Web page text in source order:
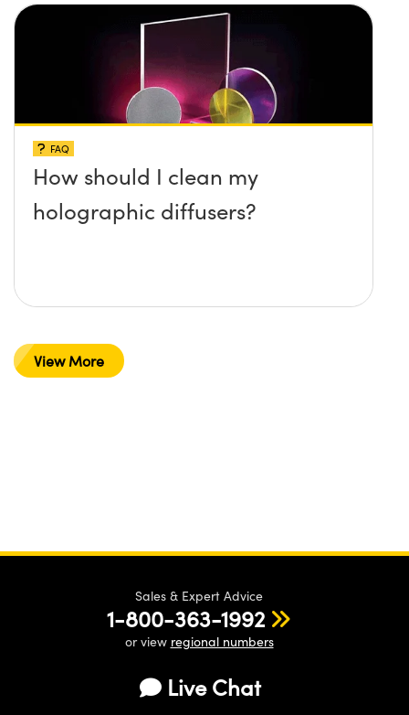
FAQ
How should I clean my
holographic diffusers?
View More
Sales & Expert Advice
1-800-363-1992
or view regional numbers
Live Chat